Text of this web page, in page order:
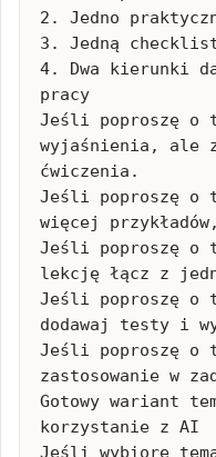
2. Jedno
3. Jedną
4. Dwa kierunki
pracy
Jeśli poproszę o
wyjaśnienia, ale
ćwiczenia.
Jeśli poproszę o
więcej
Jeśli poproszę o
lekcję łącz z
Jeśli poproszę o
dodawaj testy i
Jeśli poproszę o
zastosowanie w
Gotowy wariant
korzystanie z AI
Jeśli wybiorę